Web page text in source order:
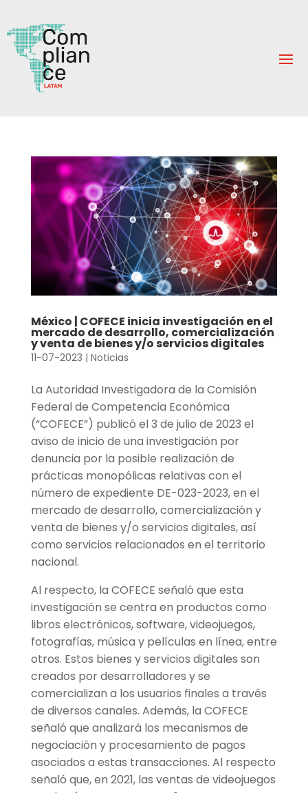
México | COFECE inicia investigación en el
mercado de desarrollo, comercialización
y venta de bienes y/o servicios digitales
11-07-2023 | Noticias
La Autoridad Investigadora de la Comisión
Federal de Competencia Económica
(“COFECE”) publicó el 3 de julio de 2023 el
aviso de inicio de una investigación por
denuncia por la posible realización de
prácticas monopólicas relativas con el
número de expediente DE-023-2023, en el
mercado de desarrollo, comercialización y
venta de bienes y/o servicios digitales, así
como servicios relacionados en el territorio
nacional.
Al respecto, la COFECE señaló que esta
investigación se centra en productos como
libros electrónicos, software, videojuegos,
fotografías, música y películas en línea, entre
otros. Estos bienes y servicios digitales son
creados por desarrolladores y se
comercializan a los usuarios finales a través
de diversos canales. Además, la COFECE
señaló que analizará los mecanismos de
negociación y procesamiento de pagos
asociados a estas transacciones. Al respecto
señaló que, en 2021, las ventas de videojuegos